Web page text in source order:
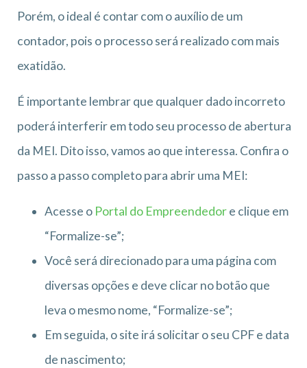
Porém, o ideal é contar com o auxílio de um
contador, pois o processo será realizado com mais
exatidão.
É importante lembrar que qualquer dado incorreto
poderá interferir em todo seu processo de abertura
da MEI. Dito isso, vamos ao que interessa. Confira o
passo a passo completo para abrir uma MEI:
Acesse o Portal do Empreendedore clique em
“Formalize-se”;
Você será direcionado para uma página com
diversas opções e deve clicar no botão que
leva o mesmo nome, “Formalize-se”;
Em seguida, o site irá solicitar o seu CPF e data
de nascimento;